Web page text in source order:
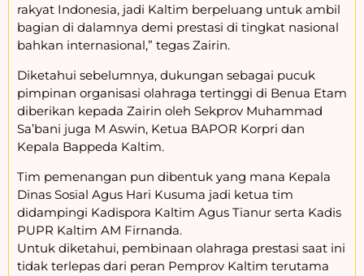
rakyat Indonesia, jadi Kaltim berpeluang untuk ambil
bagian di dalamnya demi prestasi di tingkat nasional
bahkan internasional,” tegas Zairin.
Diketahui sebelumnya, dukungan sebagai pucuk
pimpinan organisasi olahraga tertinggi di Benua Etam
diberikan kepada Zairin oleh Sekprov Muhammad
Sa’bani juga M Aswin, Ketua BAPOR Korpri dan
Kepala Bappeda Kaltim.
Tim pemenangan pun dibentuk yang mana Kepala
Dinas Sosial Agus Hari Kusuma jadi ketua tim
didampingi Kadispora Kaltim Agus Tianur serta Kadis
PUPR Kaltim AM Firnanda.
Untuk diketahui, pembinaan olahraga prestasi saat ini
tidak terlepas dari peran Pemprov Kaltim terutama